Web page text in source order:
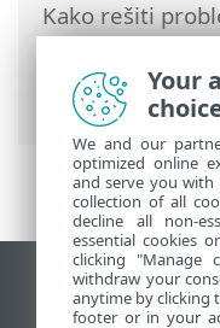
Kako rešiti
proizvoda sa
Proizvod je
uređajem je
Prikaži lokaciju
Your
We and our
optimized online
and serve you with
collection of all
decline all non-
essential cookies
clicking "Manage
withdraw your
anytime by clicking
footer or in your